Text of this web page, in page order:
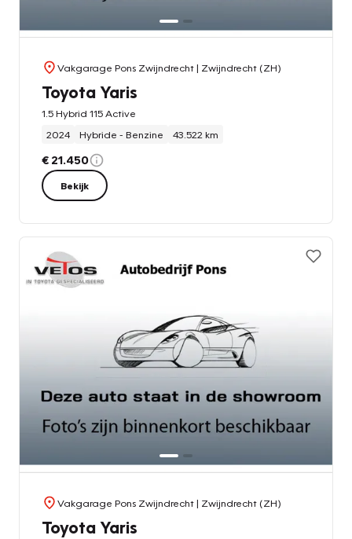
Vakgarage Pons Zwijndrecht| Zwijndrecht (ZH)
Toyota Yaris
1.5 Hybrid 115 Active
2024
Hybride - Benzine 43.522 km
€ 21.450
Bekijk
Vakgarage Pons Zwijndrecht| Zwijndrecht (ZH)
Toyota Yaris